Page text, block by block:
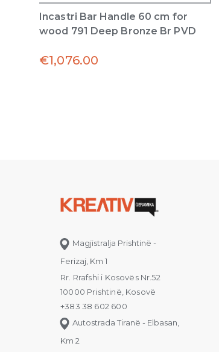
Incastri Bar Handle 60 cm for
wood 791 Deep Bronze Br PVD
€1,076.00
Magjistralja Prishtinë -
Ferizaj, Km 1
Rr. Rrafshi i Kosovës Nr.52
10000 Prishtinë, Kosovë
+383 38 602 600
Autostrada Tiranë - Elbasan,
Km 2